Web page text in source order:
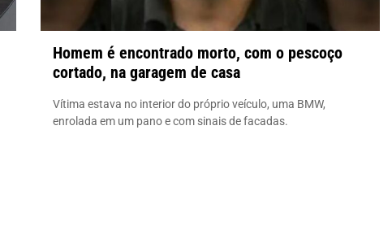
Homem é encontrado morto, com o pescoço
cortado, na garagem de casa
Vítima estava no interior do próprio veículo, uma BMW,
enrolada em um pano e com sinais de facadas.